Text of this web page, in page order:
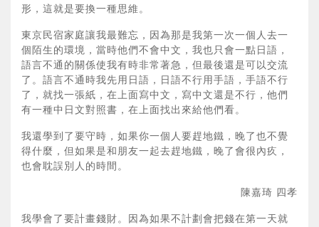
形，這就是要換一種思維。
東京民宿家庭讓我最難忘，因為那是我第一次一個人去一
個陌生的環境，當時他們不會中文，我也只會一點日語，
語言不通的關係使我有時非常著急，但最後還是可以交流
了。語言不通時我先用日語，日語不行用手語，手語不行
了，就找一張紙，在上面寫中文，寫中文還是不行，他們
有一種中日文對照書，在上面找出來給他們看。
我還學到了要守時，如果你一個人要趕地鐵，晚了也不覺
得什麼，但如果是和朋友一起去趕地鐵，晚了會很內疚，
也會耽誤別人的時間。
陳嘉琦 四孝
我學會了要計畫錢財。因為如果不計劃會把錢在第一天就